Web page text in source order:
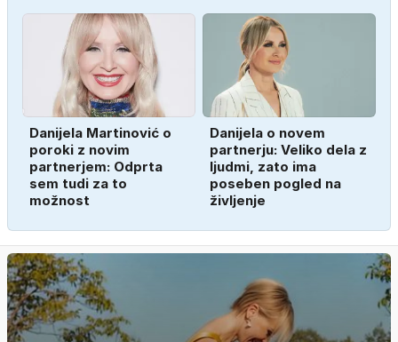
Danijela Martinović o
poroki z novim
partnerjem: Odprta
sem tudi za to
možnost
Danijela o novem
partnerju: Veliko dela z
ljudmi, zato ima
poseben pogled na
življenje